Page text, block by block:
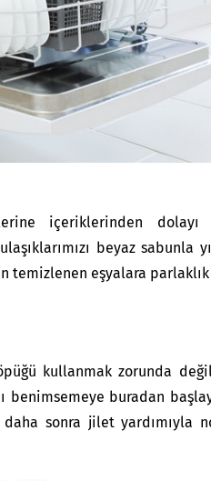
içeriklerinden
beyaz sabunla
temizlenen eşyalara
kullanmak zorunda
benimsemeye buradan
sonra jilet yardımıyla